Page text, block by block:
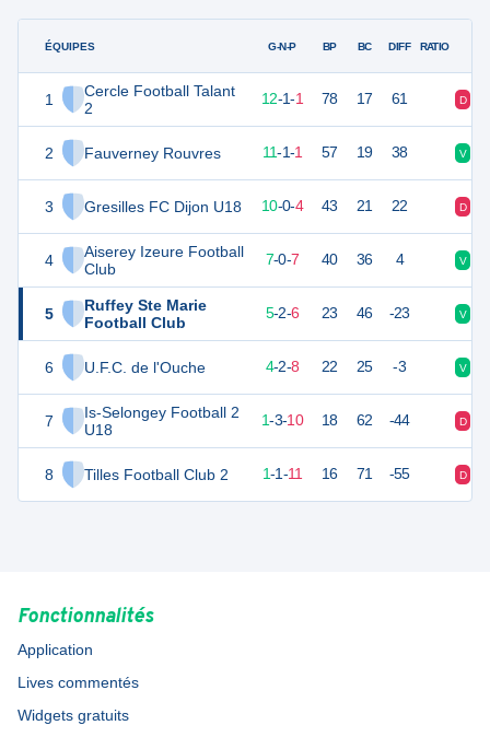
ÉQUIPES
1
Cercle Football Talant
2
2 Fauverney Rouvres
3 Gresilles FC Dijon U18
4
Aiserey Izeure Football
Club
5
Ruffey Ste Marie
Football Club
6 U.F.C. de l'Ouche
7
Is-Selongey Football 2
U18
8 Tilles Football Club 2
G-N-P BP BC DIFF RATIO
37 14 12-1-1 78 17 61 D
33 11-1-1 57 19 38 V
30 14 10-0-4 43 21 22 D
20 14 7-0-7 40 36 4 V
16 5-2-6 23 46 -23 V
14 4-2-8 22 25 -3 V
6 14 1-3-10 18 62 -44 D
3 14 1-1-11 16 71 -55 D
Fonctionnalités
Application
Lives commentés
Widgets gratuits